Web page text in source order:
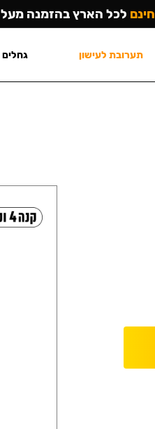
חינם לכל הארץ בהזמנה מעל ₪449
תערובת לעישון גחלים